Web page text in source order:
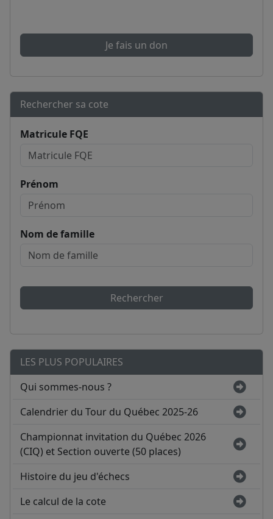
Je fais un don
Rechercher sa cote
Matricule FQE
Prénom
Nom de famille
Rechercher
LES PLUS POPULAIRES
Qui sommes-nous ?
Calendrier du Tour du Québec 2025-26
Championnat invitation du Québec 2026
(CIQ) et Section ouverte (50 places)
Histoire du jeu d'échecs
Le calcul de la cote